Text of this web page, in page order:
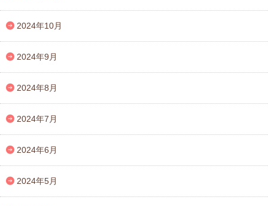
2024年10月
2024年9月
2024年8月
2024年7月
2024年6月
2024年5月